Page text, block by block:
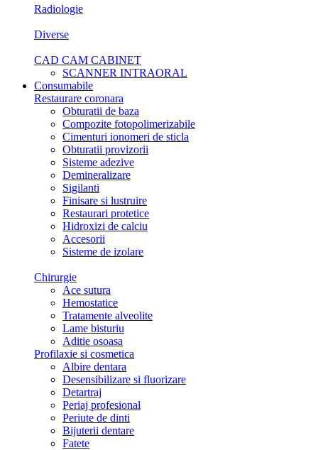
Radiologie
Diverse
CAD CAM CABINET
SCANNER INTRAORAL
Consumabile
Restaurare coronara
Obturatii de baza
Compozite fotopolimerizabile
Cimenturi ionomeri de sticla
Obturatii provizorii
Sisteme adezive
Demineralizare
Sigilanti
Finisare si lustruire
Restaurari protetice
Hidroxizi de calciu
Accesorii
Sisteme de izolare
Chirurgie
Ace sutura
Hemostatice
Tratamente alveolite
Lame bisturiu
Aditie osoasa
Profilaxie si cosmetica
Albire dentara
Desensibilizare si fluorizare
Detartraj
Periaj profesional
Periute de dinti
Bijuterii dentare
Fatete